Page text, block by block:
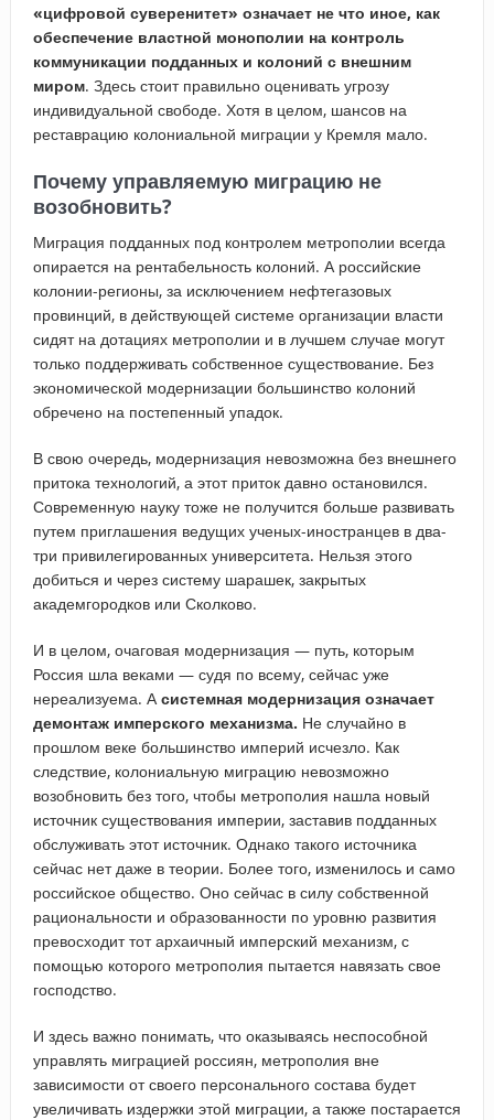
«цифровой суверенитет» означает не что иное, как
обеспечение властной монополии на контроль
коммуникации подданных и колоний с внешним
миром. Здесь стоит правильно оценивать угрозу
индивидуальной свободе. Хотя в целом, шансов на
реставрацию колониальной миграции у Кремля мало.
Почему управляемую миграцию не
возобновить?
Миграция подданных под контролем метрополии всегда
опирается на рентабельность колоний. А российские
колонии-регионы, за исключением нефтегазовых
провинций, в действующей системе организации власти
сидят на дотациях метрополии и в лучшем случае могут
только поддерживать собственное существование. Без
экономической модернизации большинство колоний
обречено на постепенный упадок.
В свою очередь, модернизация невозможна без внешнего
притока технологий, а этот приток давно остановился.
Современную науку тоже не получится больше развивать
путем приглашения ведущих ученых-иностранцев в два-
три привилегированных университета. Нельзя этого
добиться и через систему шарашек, закрытых
академгородков или Сколково.
И в целом, очаговая модернизация — путь, которым
Россия шла веками — судя по всему, сейчас уже
нереализуема. Асистемная модернизация означает
демонтаж имперского механизма. Не случайно в
прошлом веке большинство империй исчезло. Как
следствие, колониальную миграцию невозможно
возобновить без того, чтобы метрополия нашла новый
источник существования империи, заставив подданных
обслуживать этот источник. Однако такого источника
сейчас нет даже в теории. Более того, изменилось и само
российское общество. Оно сейчас в силу собственной
рациональности и образованности по уровню развития
превосходит тот архаичный имперский механизм, с
помощью которого метрополия пытается навязать свое
господство.
И здесь важно понимать, что оказываясь неспособной
управлять миграцией россиян, метрополия вне
зависимости от своего персонального состава будет
увеличивать издержки этой миграции, а также постарается